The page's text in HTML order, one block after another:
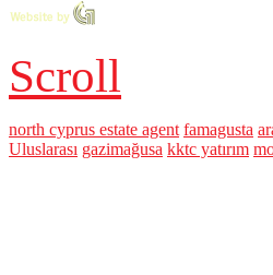
Scroll
north cyprus estate agent famagusta
Uluslarası gazimağusa kktc yatırım